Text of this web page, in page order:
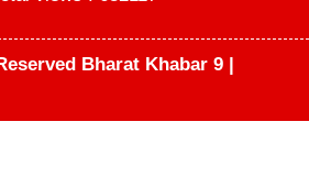
Bharat Khabar 9 |